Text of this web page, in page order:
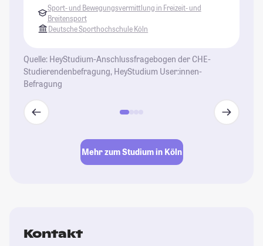
Sport- und Bewegungsvermittlung in Freizeit- und
Breitensport
Deutsche Sporthochschule Köln
Quelle: HeyStudium-Anschlussfragebogen der CHE-
Studierendenbefragung, HeyStudium User:innen-
Befragung
Mehr zum Studium in Köln
Kontakt